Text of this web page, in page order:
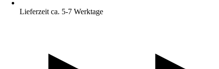
Lieferzeit ca. 5-7 Werktage